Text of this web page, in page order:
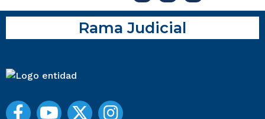
Rama Judicial